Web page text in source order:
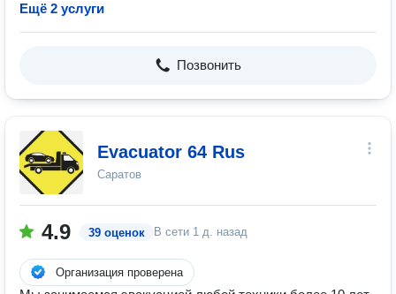
Ещё 2 услуги
Позвонить
Evacuator 64 Rus
Саратов
4.9 39 оценок В сети 1 д. назад
Организация проверена